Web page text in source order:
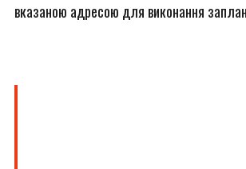
вказаною адресою для виконання